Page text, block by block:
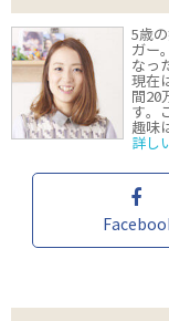
5歳
ガー
なっ
現在
間20
す。
趣味
詳し